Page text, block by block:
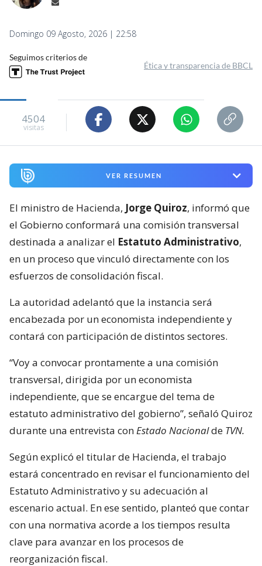
Domingo 09 Agosto, 2026 | 22:58
Seguimos criterios de
Ética y transparencia de BBCL
4504
visitas
VER RESUMEN
El ministro de Hacienda, Jorge Quiroz, informó que
el Gobierno conformará una comisión transversal
destinada a analizar el Estatuto Administrativo,
en un proceso que vinculó directamente con los
esfuerzos de consolidación fiscal.
La autoridad adelantó que la instancia será
encabezada por un economista independiente y
contará con participación de distintos sectores.
“Voy a convocar prontamente a una comisión
transversal, dirigida por un economista
independiente, que se encargue del tema de
estatuto administrativo del gobierno”, señaló Quiroz
durante una entrevista conEstado Nacionalde TVN.
Según explicó el titular de Hacienda, el trabajo
estará concentrado en revisar el funcionamiento del
Estatuto Administrativo y su adecuación al
escenario actual. En ese sentido, planteó que contar
con una normativa acorde a los tiempos resulta
clave para avanzar en los procesos de
reorganización fiscal.